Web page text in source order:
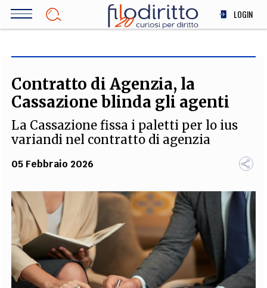
Salta
LOGIN
SOCIETÀ
MEDICINA
STORIA E FILOSOFIA
TEAM
FILODIRITTO REDAZIONE COMITATO SCIENTIFICO AUTORI
CURATORI
FOTOGRAFI
PARTNER COLLABORA CON NOI
Contratto di Agenzia, la
Cassazione blinda gli agenti
La Cassazione fissa i paletti per lo ius
variandi nel contratto di agenzia
05 Febbraio 2026